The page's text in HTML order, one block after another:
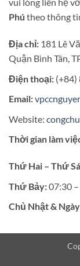
Phú theo thông
Địa chỉ: 181 Lê
Quận Bình Tân,
Điện thoại: (+84)
Email:
Website:
Thời gian làm
Thứ Hai – Thứ
Thứ Bảy:07:30
Chủ Nhật &